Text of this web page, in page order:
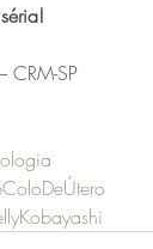
CRM-SP